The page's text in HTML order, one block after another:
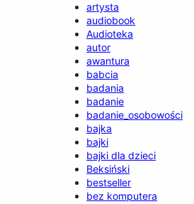
artysta
audiobook
Audioteka
autor
awantura
babcia
badania
badanie
badanie_osobowości
bajka
bajki
bajki dla dzieci
Beksiński
bestseller
bez komputera